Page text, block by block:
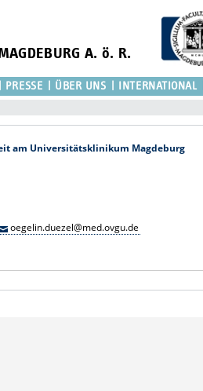
A. ö. R.
PRESSE ÜBER UNS INTERNATIONAL
am Universitätsklinikum Magdeburg
oegelin.duezel@med.ovgu.de